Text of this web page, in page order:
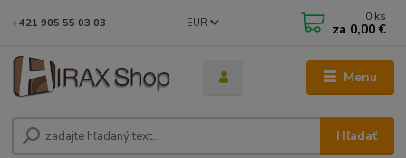
Menu
EUR
Hľadať
+421 905 55 03 03 0 ks
za 0,00 €